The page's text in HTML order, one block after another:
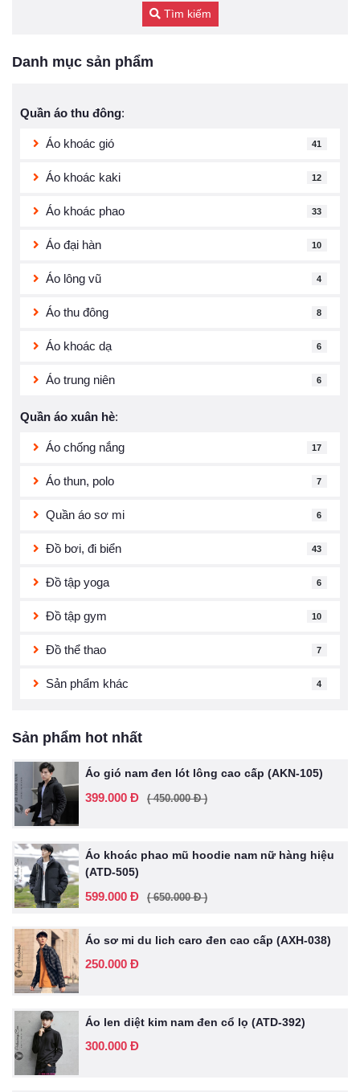
Tìm kiếm
Danh mục sản phẩm
Quần áo thu đông:
Áo khoác gió 41
Áo khoác kaki 12
Áo khoác phao 33
Áo đại hàn 10
Áo lông vũ 4
Áo thu đông 8
Áo khoác dạ 6
Áo trung niên 6
Quần áo xuân hè:
Áo chống nắng 17
Áo thun, polo 7
Quần áo sơ mi 6
Đồ bơi, đi biển 43
Đồ tập yoga 6
Đồ tập gym 10
Đồ thể thao 7
Sản phẩm khác 4
Sản phẩm hot nhất
Áo gió nam đen lót lông cao cấp (AKN-105)
399.000 Đ ( 450.000 Đ )
Áo khoác phao mũ hoodie nam nữ hàng hiệu
(ATD-505)
599.000 Đ ( 650.000 Đ )
Áo sơ mi du lich caro đen cao cấp (AXH-038)
250.000 Đ
Áo len diệt kim nam đen cổ lọ (ATD-392)
300.000 Đ